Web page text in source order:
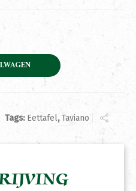
Deal aantal
Tags: Eettafel,Taviano